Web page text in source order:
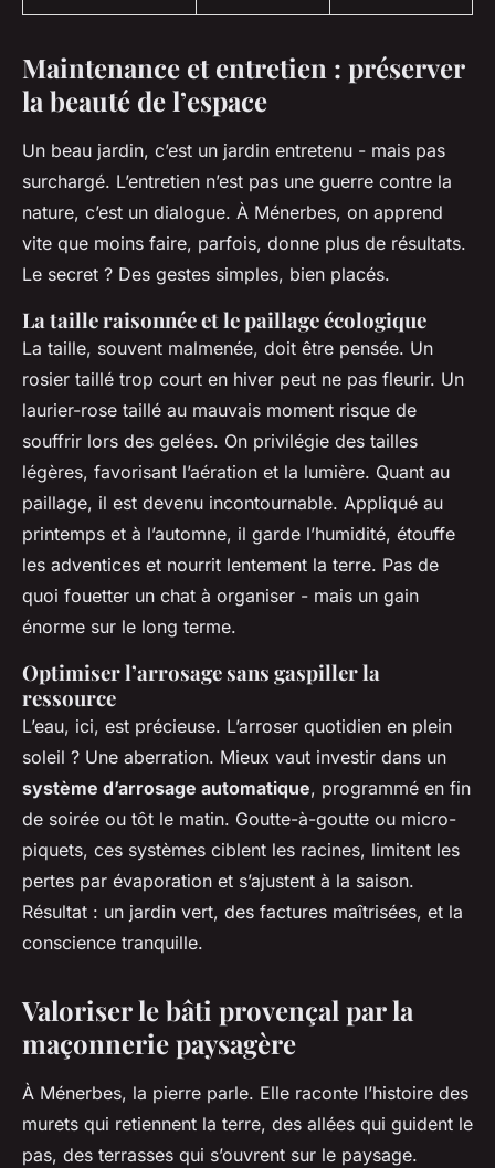
Maintenance et entretien : préserver
la beauté de l’espace
Un beau jardin, c’est un jardin entretenu - mais pas
surchargé. L’entretien n’est pas une guerre contre la
nature, c’est un dialogue. À Ménerbes, on apprend
vite que moins faire, parfois, donne plus de résultats.
Le secret ? Des gestes simples, bien placés.
La taille raisonnée et le paillage écologique
La taille, souvent malmenée, doit être pensée. Un
rosier taillé trop court en hiver peut ne pas fleurir. Un
laurier-rose taillé au mauvais moment risque de
souffrir lors des gelées. On privilégie des tailles
légères, favorisant l’aération et la lumière. Quant au
paillage, il est devenu incontournable. Appliqué au
printemps et à l’automne, il garde l’humidité, étouffe
les adventices et nourrit lentement la terre. Pas de
quoi fouetter un chat à organiser - mais un gain
énorme sur le long terme.
Optimiser l’arrosage sans gaspiller la
ressource
L’eau, ici, est précieuse. L’arroser quotidien en plein
soleil ? Une aberration. Mieux vaut investir dans un
système d’arrosage automatique, programmé en fin
de soirée ou tôt le matin. Goutte-à-goutte ou micro-
piquets, ces systèmes ciblent les racines, limitent les
pertes par évaporation et s’ajustent à la saison.
Résultat : un jardin vert, des factures maîtrisées, et la
conscience tranquille.
Valoriser le bâti provençal par la
maçonnerie paysagère
À Ménerbes, la pierre parle. Elle raconte l’histoire des
murets qui retiennent la terre, des allées qui guident le
pas, des terrasses qui s’ouvrent sur le paysage.